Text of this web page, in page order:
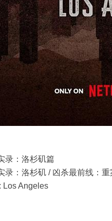
：洛杉矶篇
洛杉矶 / 凶杀最前线：重
Angeles